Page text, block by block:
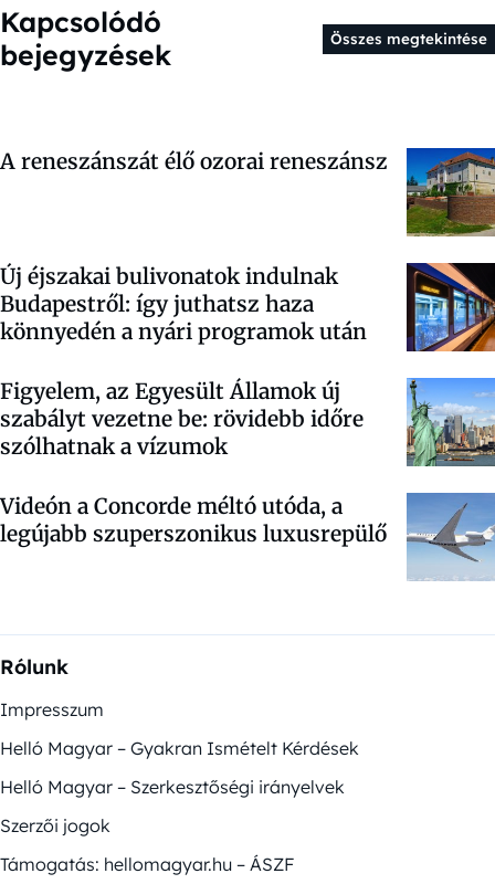
Kapcsolódó
bejegyzések
Összes megtekintése
A reneszánszát élő ozorai reneszánsz
Új éjszakai bulivonatok indulnak
Budapestről: így juthatsz haza
könnyedén a nyári programok után
Figyelem, az Egyesült Államok új
szabályt vezetne be: rövidebb időre
szólhatnak a vízumok
Videón a Concorde méltó utóda, a
legújabb szuperszonikus luxusrepülő
Rólunk
Impresszum
Helló Magyar – Gyakran Ismételt Kérdések
Helló Magyar – Szerkesztőségi irányelvek
Szerzői jogok
Támogatás: hellomagyar.hu – ÁSZF